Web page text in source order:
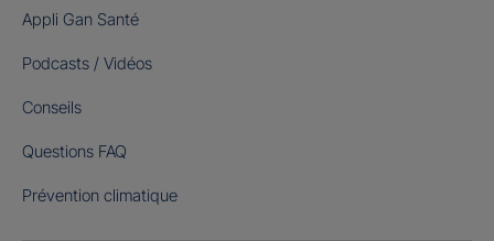
Appli Gan Santé
Podcasts / Vidéos
Conseils
Questions FAQ
Prévention climatique